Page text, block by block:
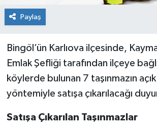
Paylaş
Bingöl’ün Karlıova ilçesinde,
Emlak Şefliği tarafından ilçeye
köylerde bulunan 7 taşınmazın
yöntemiyle satışa çıkarılacağı
Satışa Çıkarılan Taşınmazlar
SOLHAN
SPOR
YEDİSU